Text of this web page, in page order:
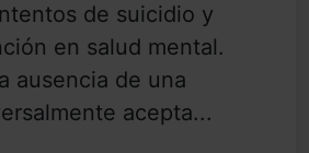
de suicidio y
en salud mental.
ausencia de una
acepta...